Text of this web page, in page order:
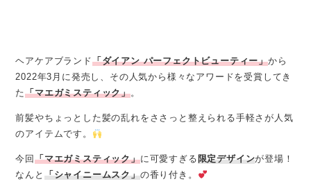
ヘアケアブランド「ダイアン パーフェクトビューティー」から
2022年3月に発売し、その人気から様々なアワードを受賞してき
た「マエガミスティック」。
前髪やちょっとした髪の乱れをささっと整えられる手軽さが人気
のアイテムです。
今回 「マエガミスティック」に可愛すぎる 限定デザインが登場！
なんと 「シャイニームスク」の香り付き。